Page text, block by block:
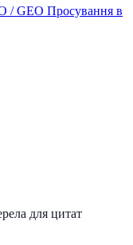
/ GEO Просування в
для цитат